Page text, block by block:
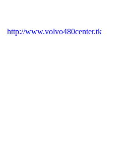
http://www.volvo480center.tk